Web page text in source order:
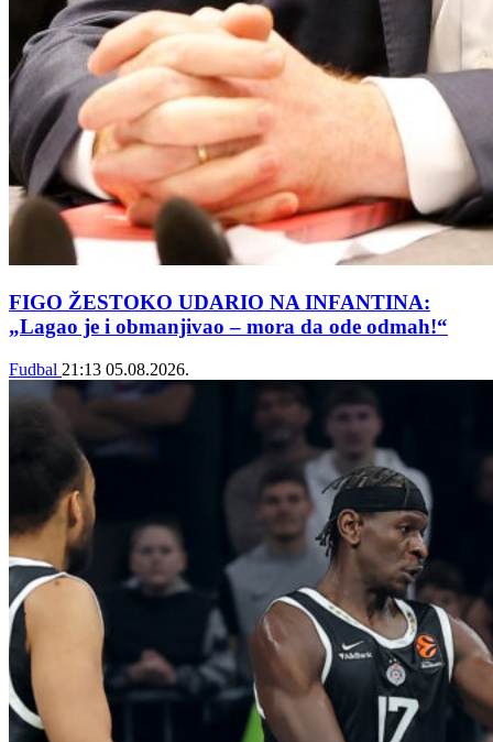
FIGO ŽESTOKO UDARIO NA INFANTINA:
„Lagao je i obmanjivao – mora da ode odmah!“
Fudbal 21:13 05.08.2026.